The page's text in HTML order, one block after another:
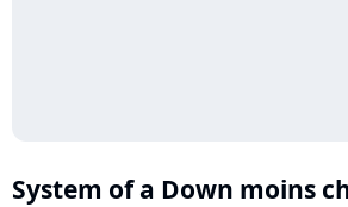
System of a Down moins